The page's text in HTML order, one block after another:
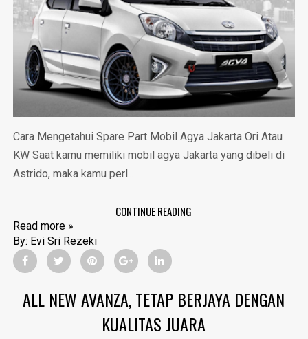
Cara Mengetahui Spare Part Mobil Agya Jakarta Ori Atau
KW Saat kamu memiliki mobil agya Jakarta yang dibeli di
Astrido, maka kamu perl...
CONTINUE READING
Read more »
By: Evi Sri Rezeki
ALL NEW AVANZA, TETAP BERJAYA DENGAN
KUALITAS JUARA